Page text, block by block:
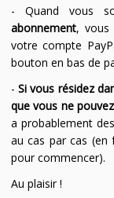
- Quand vous
abonnement, vous
votre compte
bouton en bas de
-Si vous résidez
que vous ne
a probablement
au cas par cas (en
pour commencer).
Au plaisir !